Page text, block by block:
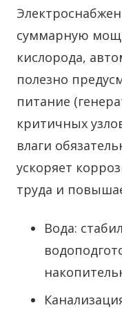
суммарную
кислорода,
полезно
питание
критичных
влаги
ускоряет
труда и
Вода: